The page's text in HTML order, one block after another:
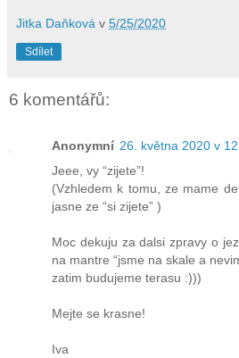
Jitka Daňková v 5/25/2020
Sdílet
6 komentářů:
Anonymní 26. května 2020 v
Jeee, vy “zijete”!
(Vzhledem k tomu, ze mame
jasne ze “si zijete” )
Moc dekuju za dalsi zpravy o
na mantre “jsme na skale a
zatim budujeme terasu :)))
Mejte se krasne!
Iva